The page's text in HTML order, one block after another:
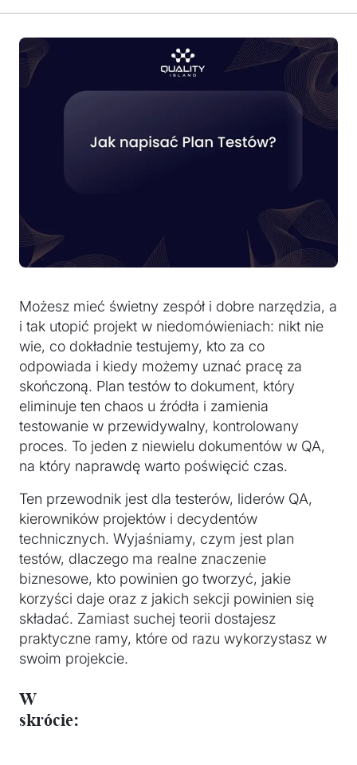
Możesz mieć świetny zespół i dobre narzędzia, a
i tak utopić projekt w niedomówieniach: nikt nie
wie, co dokładnie testujemy, kto za co
odpowiada i kiedy możemy uznać pracę za
skończoną. Plan testów to dokument, który
eliminuje ten chaos u źródła i zamienia
testowanie w przewidywalny, kontrolowany
proces. To jeden z niewielu dokumentów w QA,
na który naprawdę warto poświęcić czas.
Ten przewodnik jest dla testerów, liderów QA,
kierowników projektów i decydentów
technicznych. Wyjaśniamy, czym jest plan
testów, dlaczego ma realne znaczenie
biznesowe, kto powinien go tworzyć, jakie
korzyści daje oraz z jakich sekcji powinien się
składać. Zamiast suchej teorii dostajesz
praktyczne ramy, które od razu wykorzystasz w
swoim projekcie.
W
skrócie: